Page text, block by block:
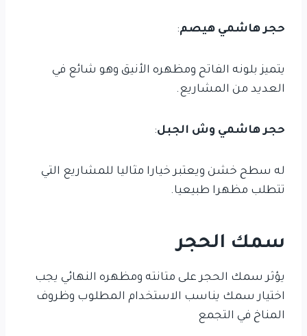
حجر هاشمي هيصم:
يتميز بلونه الفاتح ومظهره الأنيق وهو شائع في
العديد من المشاريع.
حجر هاشمي وش الجبل:
له سطح خشن ويعتبر خيارا مثاليا للمشاريع التي
تتطلب مظهرا طبيعيا.
سمك الحجر
يؤثر سمك الحجر على متانته ومظهره النهائي يجب
اختيار سمك يناسب الاستخدام المطلوب وظروف
المناخ في التجمع